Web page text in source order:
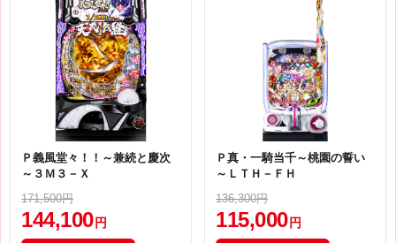
Ｐ義風堂々！！～兼続と慶次
～３Ｍ３－Ｘ
171,500円
144,100 円
Ｐ真・一騎当千～桃園の誓い
～ＬＴＨ－ＦＨ
136,300円
115,000 円